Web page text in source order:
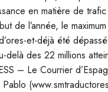
en matière de
de l’année, le
et-déjà été
delà des 22 millions
– Le Courrier